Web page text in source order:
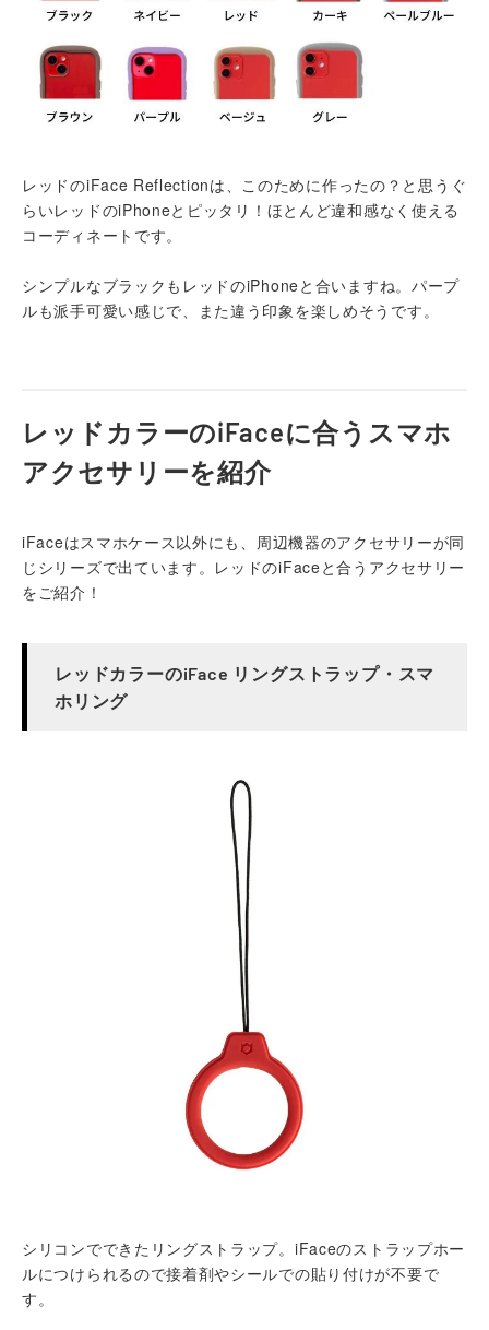
レッドのiFace Reflectionは、このために作ったの？と思うぐ
らいレッドのiPhoneとピッタリ！ほとんど違和感なく使える
コーディネートです。
シンプルなブラックもレッドのiPhoneと合いますね。パープ
ルも派手可愛い感じで、また違う印象を楽しめそうです。
レッドカラーのiFaceに合うスマホ
アクセサリーを紹介
iFaceはスマホケース以外にも、周辺機器のアクセサリーが同
じシリーズで出ています。レッドのiFaceと合うアクセサリー
をご紹介！
レッドカラーのiFace リングストラップ・スマ
ホリング
シリコンでできたリングストラップ。iFaceのストラップホー
ルにつけられるので接着剤やシールでの貼り付けが不要で
す。